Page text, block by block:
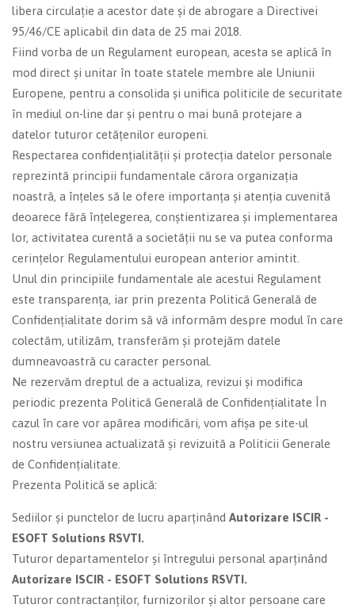
libera circulație a acestor date și de abrogare a Directivei
95/46/CE aplicabil din data de 25 mai 2018.
Fiind vorba de un Regulament european, acesta se aplică în
mod direct și unitar în toate statele membre ale Uniunii
Europene, pentru a consolida și unifica politicile de securitate
în mediul on-line dar și pentru o mai bună protejare a
datelor tuturor cetățenilor europeni.
Respectarea confidențialității și protecția datelor personale
reprezintă principii fundamentale cărora organizația
noastră, a înțeles să le ofere importanța și atenția cuvenită
deoarece fără înțelegerea, conștientizarea și implementarea
lor, activitatea curentă a societății nu se va putea conforma
cerințelor Regulamentului european anterior amintit.
Unul din principiile fundamentale ale acestui Regulament
este transparența, iar prin prezenta Politică Generală de
Confidențialitate dorim să vă informăm despre modul în care
colectăm, utilizăm, transferăm și protejăm datele
dumneavoastră cu caracter personal.
Ne rezervăm dreptul de a actualiza, revizui și modifica
periodic prezenta Politică Generală de Confidențialitate În
cazul în care vor apărea modificări, vom afișa pe site-ul
nostru versiunea actualizată și revizuită a Politicii Generale
de Confidențialitate.
Prezenta Politică se aplică:
Sediilor și punctelor de lucru aparținând Autorizare ISCIR -
ESOFT Solutions RSVTI.
Tuturor departamentelor și întregului personal aparținând
Autorizare ISCIR - ESOFT Solutions RSVTI.
Tuturor contractanților, furnizorilor și altor persoane care